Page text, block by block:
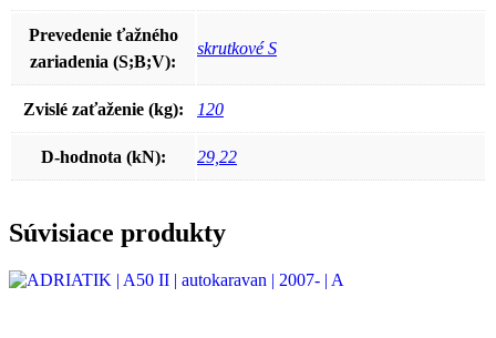
Prevedenie ťažného
zariadenia (S;B;V):
skrutkové S
Zvislé zaťaženie (kg): 120
D-hodnota (kN): 29,22
Súvisiace produkty